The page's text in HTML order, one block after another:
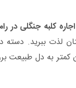
کلبه جنگلی در
لذت ببرید. دسته
به دل طبیعت